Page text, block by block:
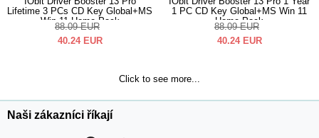
Lifetime 3 PCs CD Key Global+MS
Win 11 Home Pack
88.09 EUR
40.24 EUR
1 PC CD Key Global+MS Win 11
Home Pack
88.09 EUR
40.24 EUR
Click to see more...
Naši zákazníci říkají